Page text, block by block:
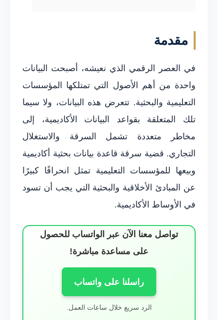
مقدمة
في العصر الرقمي الذي نعيشه، أصبحت البيانات
واحدة من أهم الأصول التي تمتلكها المؤسسات
التعليمية والبحثية. تتعرض هذه البيانات، ولا سيما
تلك المتعلقة بقواعد البيانات الأكاديمية، إلى
مخاطر متعددة تشمل السرقة والاستغلال
التجاري. قضية سرقة قاعدة بيانات بحثية أكاديمية
وبيعها للمؤسسات التعليمية تمثل انحرافًا كبيرًا
عن المبادئ الأخلاقية والبحثية التي يجب أن تسود
في الأوساط الأكاديمية.
تواصل معنا الآن عبر الواتساب للحصول
على مساعدة مباشرة!
راسلنا على واتساب
الرد سريع خلال ساعات العمل.